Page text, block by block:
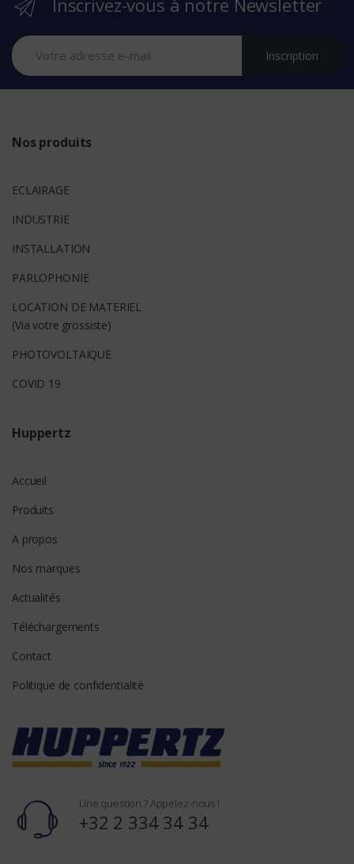
Inscription
Nos produits
ECLAIRAGE
INDUSTRIE
INSTALLATION
PARLOPHONIE
LOCATION DE MATERIEL
(Via votre grossiste)
PHOTOVOLTAÏQUE
COVID 19
Huppertz
Accueil
Produits
A propos
Nos marques
Actualités
Téléchargements
Contact
Politique de confidentialité
Une question ? Appelez-nous !
+32 2 334 34 34